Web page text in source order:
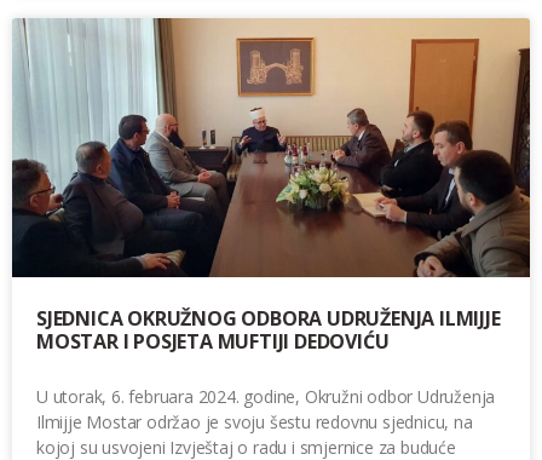
SJEDNICA OKRUŽNOG ODBORA UDRUŽENJA ILMIJJE
MOSTAR I POSJETA MUFTIJI DEDOVIĆU
U utorak, 6. februara 2024. godine, Okružni odbor Udruženja
Ilmijje Mostar održao je svoju šestu redovnu sjednicu, na
kojoj su usvojeni Izvještaj o radu i smjernice za buduće